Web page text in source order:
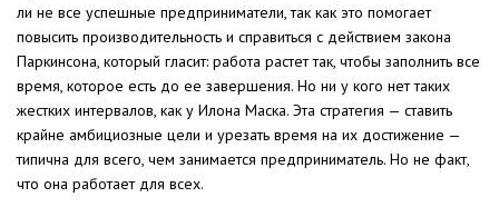
ли не все успешные предприниматели, так как это помогает
повысить производительность и справиться с действием закона
Паркинсона, который гласит: работа растет так, чтобы заполнить все
время, которое есть до ее завершения. Но ни у кого нет таких
жестких интервалов, как у Илона Маска. Эта стратегия — ставить
крайне амбициозные цели и урезать время на их достижение —
типична для всего, чем занимается предприниматель. Но не факт,
что она работает для всех.